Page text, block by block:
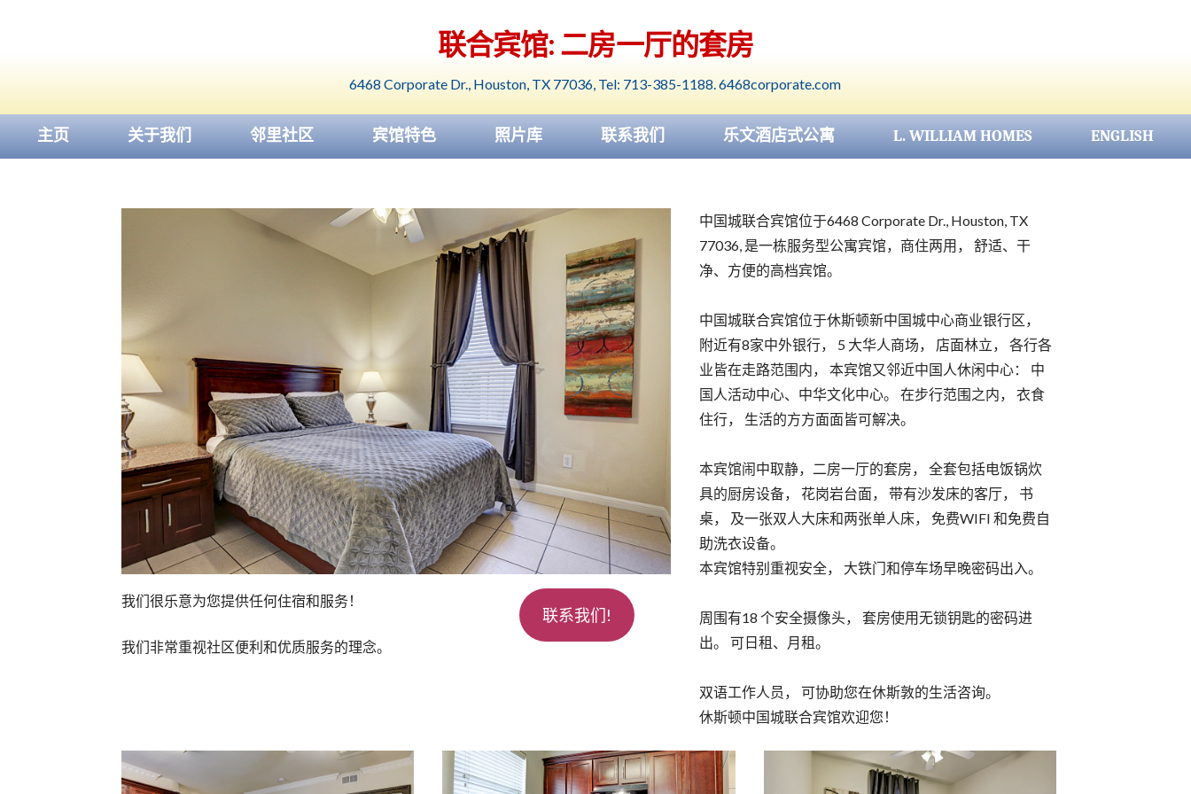
联合宾馆: 二房一厅的套房
6468 Corporate Dr., Houston, TX 77036, Tel: 713-385-1188. 6468corporate.com
主页 关于我们 邻里社区 宾馆特色 照片库 联系我们 乐文酒店式公寓 L. WILLIAM HOMES ENGLISH
我们很乐意为您提供任何住宿和服务！
我们非常重视社区便利和优质服务的理念。
联系我们!
中国城联合宾馆位于6468 Corporate Dr., Houston, TX
77036, 是一栋服务型公寓宾馆，商住两用， 舒适、干
净、方便的高档宾馆。
中国城联合宾馆位于休斯顿新中国城中心商业银行区，
附近有8家中外银行， 5 大华人商场， 店面林立， 各行各
业皆在走路范围内， 本宾馆又邻近中国人休闲中心： 中
国人活动中心、中华文化中心。 在步行范围之内， 衣食
住行， 生活的方方面面皆可解决。
本宾馆闹中取静，二房一厅的套房， 全套包括电饭锅炊
具的厨房设备， 花岗岩台面， 带有沙发床的客厅， 书
桌， 及一张双人大床和两张单人床， 免费WIFI 和免费自
助洗衣设备。
本宾馆特别重视安全， 大铁门和停车场早晚密码出入。
周围有18 个安全摄像头， 套房使用无锁钥匙的密码进
出。 可日租、月租。
双语工作人员， 可协助您在休斯敦的生活咨询。
休斯顿中国城联合宾馆欢迎您！